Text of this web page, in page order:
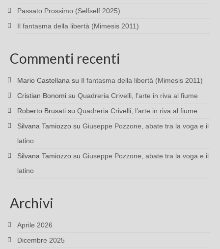
Passato Prossimo (Selfself 2025)
Il fantasma della libertà (Mimesis 2011)
Commenti recenti
Mario Castellana su Il fantasma della libertà (Mimesis 2011)
Cristian Bonomi su Quadreria Crivelli, l’arte in riva al fiume
Roberto Brusati su Quadreria Crivelli, l’arte in riva al fiume
Silvana Tamiozzo su Giuseppe Pozzone, abate tra la voga e il
latino
Silvana Tamiozzo su Giuseppe Pozzone, abate tra la voga e il
latino
Archivi
Aprile 2026
Dicembre 2025